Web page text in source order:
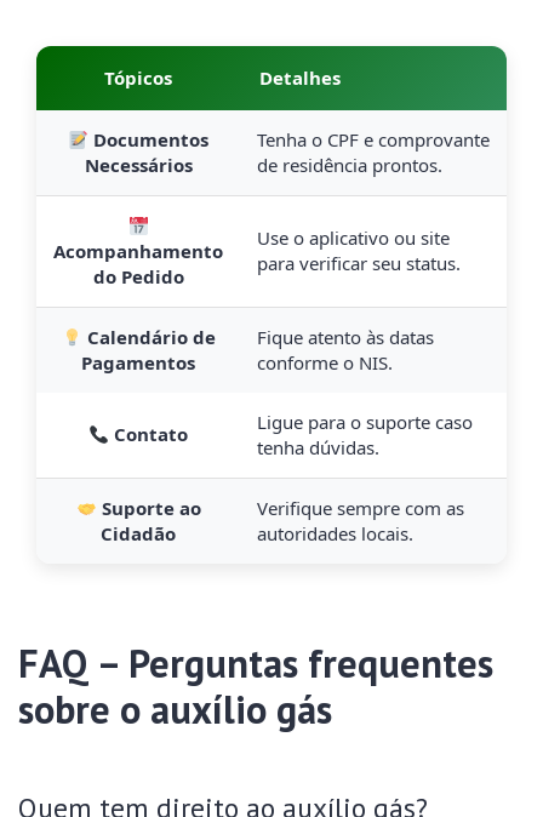
Tópicos Detalhes
Documentos
Necessários
Tenha o CPF e comprovante
de residência prontos.
Acompanhamento
do Pedido
Use o aplicativo ou site
para verificar seu status.
Calendário de
Pagamentos
Fique atento às datas
conforme o NIS.
Contato
Ligue para o suporte caso
tenha dúvidas.
Suporte ao
Cidadão
Verifique sempre com as
autoridades locais.
FAQ – Perguntas frequentes
sobre o auxílio gás
Quem tem direito ao auxílio gás?